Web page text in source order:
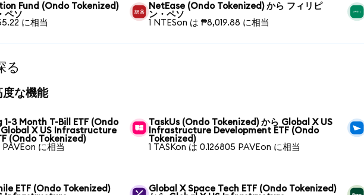
Fund (Ondo Tokenized)
ペソ
に相当
NetEase (Ondo Tokenized) から フィリピ
ン・ペソ
1 NTESon は ₱8,019.88 に相当
る
度な機能
1-3 Month T-Bill ETF (Ondo
Global X US Infrastructure
(Ondo Tokenized)
PAVEon に相当
TaskUs (Ondo Tokenized) から Global X US
Infrastructure Development ETF (Ondo
Tokenized)
1 TASKon は 0.126805 PAVEon に相当
ETF (Ondo Tokenized)
Global X Space Tech ETF (Ondo Tokenized)